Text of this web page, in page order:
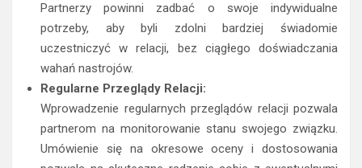
Partnerzy powinni zadbać o swoje indywidualne
potrzeby, aby byli zdolni bardziej świadomie
uczestniczyć w relacji, bez ciągłego doświadczania
wahań nastrojów.
Regularne Przeglądy Relacji:
Wprowadzenie regularnych przeglądów relacji pozwala
partnerom na monitorowanie stanu swojego związku.
Umówienie się na okresowe oceny i dostosowania